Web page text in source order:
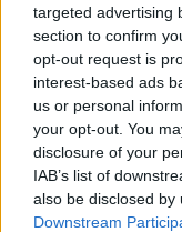
targeted advertising
section to confirm
opt-out request is
interest-based ads
us or personal
your opt-out. You
disclosure of your
IAB’s list of
also be disclosed
Downstream
niejednokrotnie
tak duży udział
sprawach